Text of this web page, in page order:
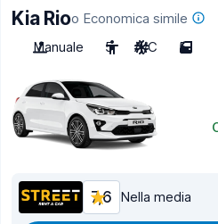
Kia Rioo Economica simile
Manuale
5 A/C 5
7,6 Nella media